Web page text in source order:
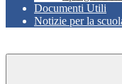
Documenti Utili
Notizie per la